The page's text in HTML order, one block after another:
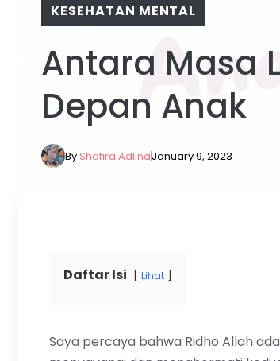
KESEHATAN MENTAL
Antara Masa
Depan Anak
By Shafira AdlinaJanuary 9, 2023
Daftar Isi Lihat
Saya percaya bahwa Ridho Allah